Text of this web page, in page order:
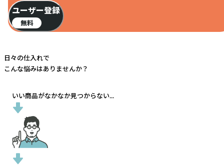
ユーザー登録
無料
日々の仕入れで
こんな悩みはありませんか？
いい商品がなかなか見つからない...